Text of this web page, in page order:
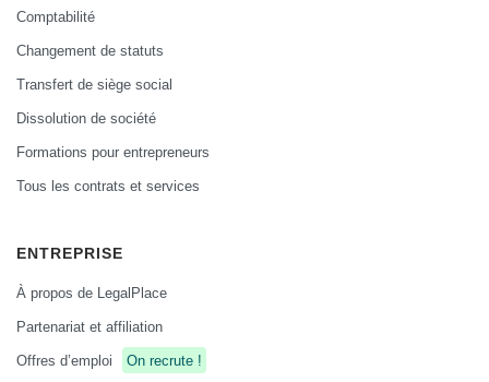
Comptabilité
Changement de statuts
Transfert de siège social
Dissolution de société
Formations pour entrepreneurs
Tous les contrats et services
ENTREPRISE
À propos de LegalPlace
Partenariat et affiliation
Offres d’emploi
On recrute !